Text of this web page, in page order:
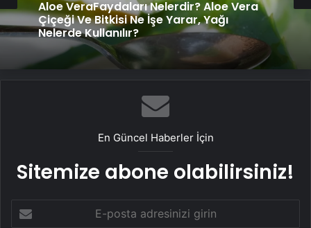
Haber
Çiçeği Ve Bitkisi Ne İşe Yarar, Yağı
Bir avuç dutun 9 mucizevi faydası! Şifa
deposu dutun faydaları sizi çok
şaşırtacak!
En Güncel Haberler İçin
Sitemize abone olabilirsiniz!
posta